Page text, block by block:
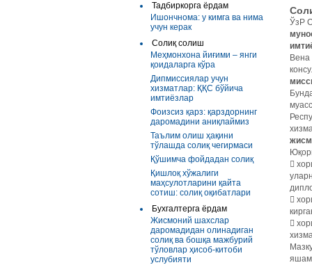
Тадбиркорга ёрдам
Ишончнома: у кимга ва нима
учун керак
Солиқ солиш
Меҳмонхона йиғими – янги
қоидаларга кўра
Дипмиссиялар учун
хизматлар: ҚҚС бўйича
имтиёзлар
Фоизсиз қарз: қарздорнинг
даромадини аниқлаймиз
Таълим олиш ҳақини
тўлашда солиқ чегирмаси
Қўшимча фойдадан солиқ
Қишлоқ хўжалиги
маҳсулотларини қайта
сотиш: солиқ оқибатлари
Бухгалтерга ёрдам
Жисмоний шахслар
даромадидан олинадиган
солиқ ва бошқа мажбурий
тўловлар ҳисоб-китоби
услубияти
ЎзР
Вена


